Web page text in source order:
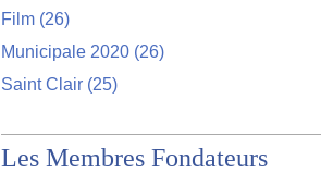
Film (26)
Municipale 2020 (26)
Saint Clair (25)
Les Membres Fondateurs